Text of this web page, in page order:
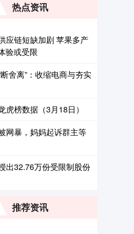
热点资讯
应链短缺加剧 苹果多产
验或受限
舍离”：收缩电商与夯实
虎榜数据（3月18日）
网暴，妈妈起诉群主等
出32.76万份受限制股份
推荐资讯